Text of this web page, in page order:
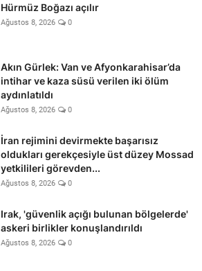
Hürmüz Boğazı açılır
Ağustos 8, 2026 0
Akın Gürlek: Van ve Afyonkarahisar’da
intihar ve kaza süsü verilen iki ölüm
aydınlatıldı
Ağustos 8, 2026 0
İran rejimini devirmekte başarısız
oldukları gerekçesiyle üst düzey Mossad
yetkilileri görevden...
Ağustos 8, 2026 0
Irak, 'güvenlik açığı bulunan bölgelerde'
askeri birlikler konuşlandırıldı
Ağustos 8, 2026 0